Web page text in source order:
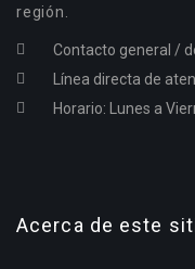
región.
Contacto general /
Línea directa de
Horario: Lunes a
Acerca de este